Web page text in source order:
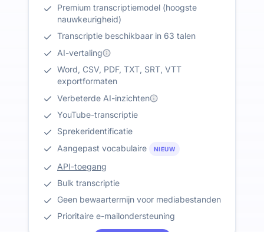
Premium transcriptiemodel (hoogste
nauwkeurigheid)
Transcriptie beschikbaar in 63 talen
AI-vertaling
Word, CSV, PDF, TXT, SRT, VTT
exportformaten
Verbeterde AI-inzichten
YouTube-transcriptie
Sprekeridentificatie
Aangepast vocabulaire
NIEUW
API-toegang
Bulk transcriptie
Geen bewaartermijn voor mediabestanden
Prioritaire e-mailondersteuning